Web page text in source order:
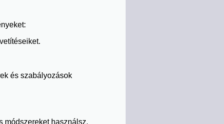
és szabályozások
módszereket használsz.